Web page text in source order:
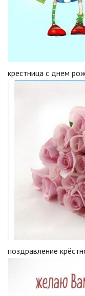
крестница с днем
поздравление